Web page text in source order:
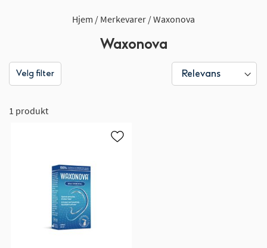
Hjem Merkevarer Waxonova
Waxonova
Velg filter
1 produkt